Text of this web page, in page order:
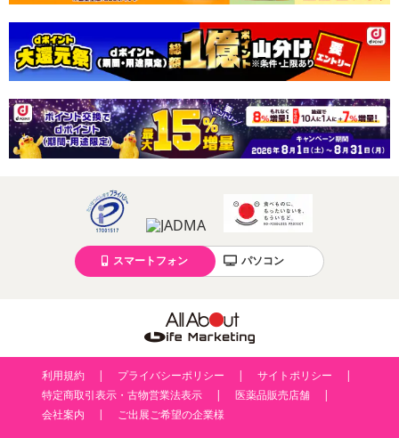
スマートフォン パソコン
利用規約 プライバシーポリシー
サイトポリシー
特定商取引表示・古物営業法表示
医薬品販売店舗
会社案内
ご出展ご希望の企業様